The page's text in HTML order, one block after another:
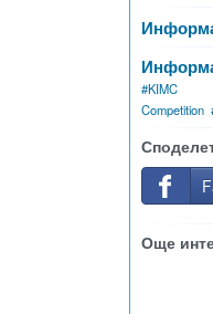
#KIMC
Competition
Още